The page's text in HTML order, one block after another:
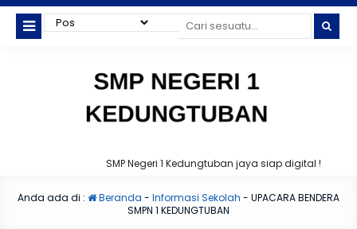
SMP Negeri 1 Kedungtuban jaya siap digital !
Anda ada di : Beranda - Informasi Sekolah - UPACARA BENDERA
SMPN 1 KEDUNGTUBAN